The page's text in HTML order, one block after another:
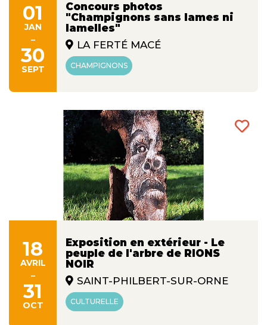
01
JAN
-
30
SEPT
Concours photos
"Champignons sans lames ni
lamelles"
LA FERTÉ MACÉ
CHAMPIGNONS
18
AVRIL
-
31
OCT
Exposition en extérieur - Le
peuple de l'arbre de RIONS
NOIR
SAINT-PHILBERT-SUR-ORNE
CULTURELLE